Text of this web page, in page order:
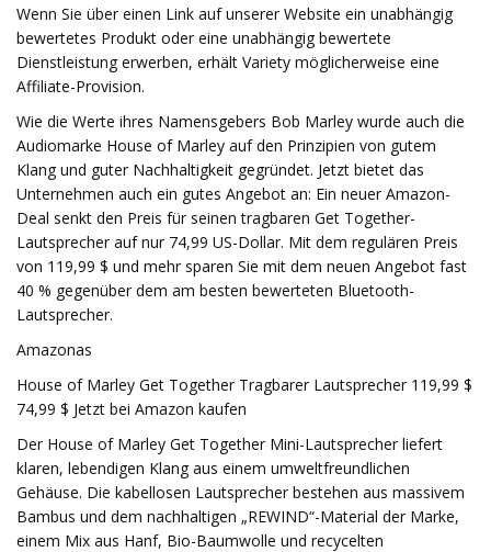
Wenn Sie über einen Link auf unserer Website ein unabhängig
bewertetes Produkt oder eine unabhängig bewertete
Dienstleistung erwerben, erhält Variety möglicherweise eine
Affiliate-Provision.
Wie die Werte ihres Namensgebers Bob Marley wurde auch die
Audiomarke House of Marley auf den Prinzipien von gutem
Klang und guter Nachhaltigkeit gegründet. Jetzt bietet das
Unternehmen auch ein gutes Angebot an: Ein neuer Amazon-
Deal senkt den Preis für seinen tragbaren Get Together-
Lautsprecher auf nur 74,99 US-Dollar. Mit dem regulären Preis
von 119,99 $ und mehr sparen Sie mit dem neuen Angebot fast
40 % gegenüber dem am besten bewerteten Bluetooth-
Lautsprecher.
Amazonas
House of Marley Get Together Tragbarer Lautsprecher 119,99 $
74,99 $ Jetzt bei Amazon kaufen
Der House of Marley Get Together Mini-Lautsprecher liefert
klaren, lebendigen Klang aus einem umweltfreundlichen
Gehäuse. Die kabellosen Lautsprecher bestehen aus massivem
Bambus und dem nachhaltigen „REWIND“-Material der Marke,
einem Mix aus Hanf, Bio-Baumwolle und recycelten